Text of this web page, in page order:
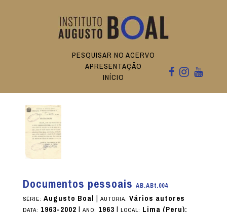
PESQUISAR NO ACERVO
APRESENTAÇÃO
INÍCIO
Documentos pessoais AB.ABt.004
SÉRIE: Augusto Boal | AUTORIA: Vários autores